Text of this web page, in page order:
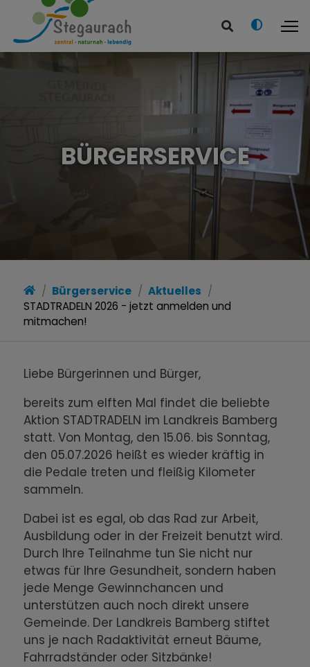
BÜRGERSERVICE
Bürgerservice
Aktuelles
STADTRADELN 2026 - jetzt anmelden und
mitmachen!
Liebe Bürgerinnen und Bürger,
bereits zum elften Mal findet die beliebte
Aktion STADTRADELN im Landkreis Bamberg
statt. Von Montag, den 15.06. bis Sonntag,
den 05.07.2026 heißt es wieder kräftig in
die Pedale treten und fleißig Kilometer
sammeln.
Dabei ist es egal, ob das Rad zur Arbeit,
Ausbildung oder in der Freizeit benutzt wird.
Durch Ihre Teilnahme tun Sie nicht nur
etwas für Ihre Gesundheit, sondern haben
jede Menge Gewinnchancen und
unterstützen auch noch direkt unsere
Gemeinde. Der Landkreis Bamberg stiftet
uns je nach Radaktivität erneut Bäume,
Fahrradständer oder Sitzbänke!